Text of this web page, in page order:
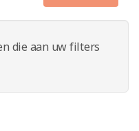
die aan uw filters